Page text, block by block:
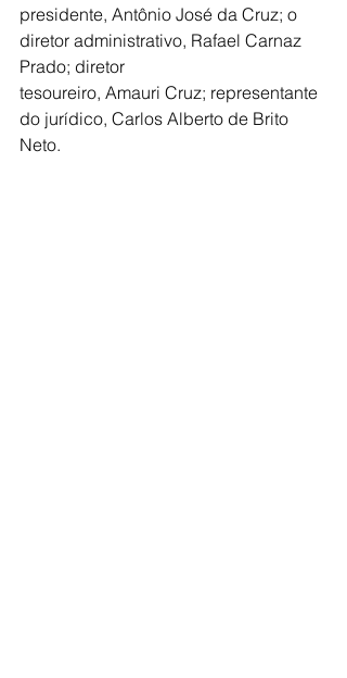
presidente, Antônio José da Cruz; o
diretor administrativo, Rafael Carnaz
Prado; diretor
tesoureiro, Amauri Cruz; representante
do jurídico, Carlos Alberto de Brito
Neto.